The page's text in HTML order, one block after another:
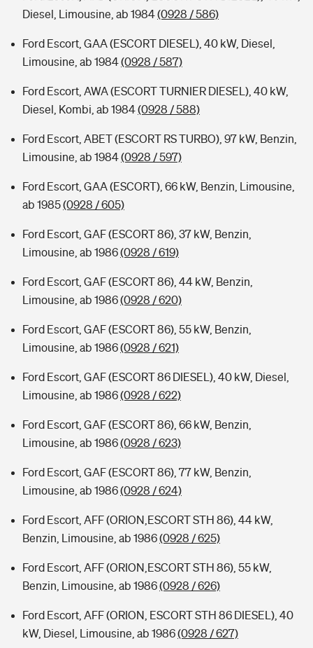
Diesel, Limousine, ab 1984(0928 / 586)
Ford Escort, GAA (ESCORT DIESEL), 40 kW, Diesel,
Limousine, ab 1984(0928 / 587)
Ford Escort, AWA (ESCORT TURNIER DIESEL), 40 kW,
Diesel, Kombi, ab 1984(0928 / 588)
Ford Escort, ABET (ESCORT RS TURBO), 97 kW, Benzin,
Limousine, ab 1984(0928 / 597)
Ford Escort, GAA (ESCORT), 66 kW, Benzin, Limousine,
ab 1985(0928 / 605)
Ford Escort, GAF (ESCORT 86), 37 kW, Benzin,
Limousine, ab 1986(0928 / 619)
Ford Escort, GAF (ESCORT 86), 44 kW, Benzin,
Limousine, ab 1986(0928 / 620)
Ford Escort, GAF (ESCORT 86), 55 kW, Benzin,
Limousine, ab 1986(0928 / 621)
Ford Escort, GAF (ESCORT 86 DIESEL), 40 kW, Diesel,
Limousine, ab 1986(0928 / 622)
Ford Escort, GAF (ESCORT 86), 66 kW, Benzin,
Limousine, ab 1986(0928 / 623)
Ford Escort, GAF (ESCORT 86), 77 kW, Benzin,
Limousine, ab 1986(0928 / 624)
Ford Escort, AFF (ORION,ESCORT STH 86), 44 kW,
Benzin, Limousine, ab 1986(0928 / 625)
Ford Escort, AFF (ORION,ESCORT STH 86), 55 kW,
Benzin, Limousine, ab 1986(0928 / 626)
Ford Escort, AFF (ORION, ESCORT STH 86 DIESEL), 40
kW, Diesel, Limousine, ab 1986(0928 / 627)